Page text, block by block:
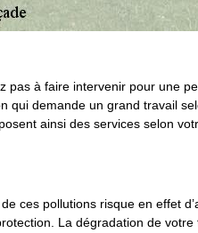
pas à faire intervenir pour une
qui demande un grand travail
ainsi des services selon
ces pollutions risque en effet
La dégradation de votre